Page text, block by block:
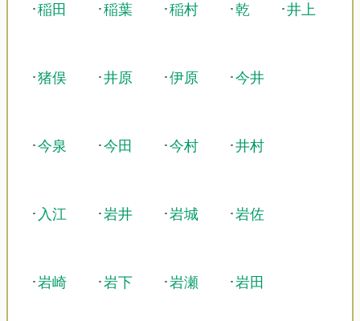
･稲田 ･稲葉 ･稲村 ･乾 ･井上
･猪俣 ･井原 ･伊原 ･今井
･今泉 ･今田 ･今村 ･井村
･ 入江 ･岩井 ･岩城 ･岩佐
･岩崎 ･岩下 ･岩瀬 ･岩田